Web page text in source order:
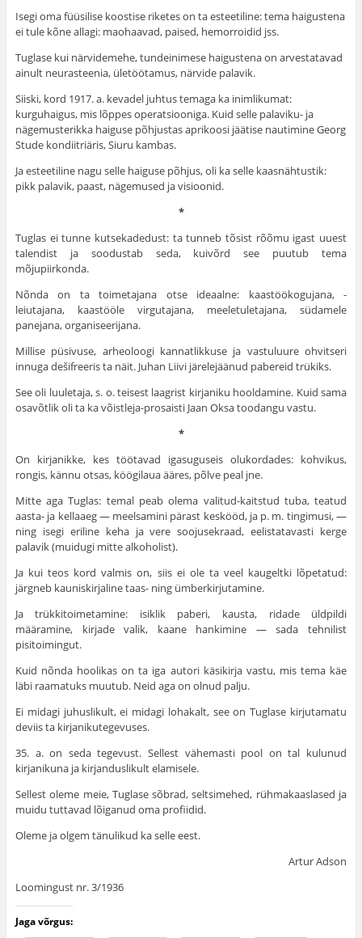
Isegi oma füüsilise koostise riketes on ta esteetiline: tema haigustena
ei tule kõne allagi: maohaavad, paised, hemorroidid jss.
Tuglase kui närvidemehe, tundeinimese haigustena on arvestatavad
ainult neurasteenia, ületöötamus, närvide palavik.
Siiski, kord 1917. a. kevadel juhtus temaga ka inimlikumat:
kurguhaigus, mis lõppes operatsiooniga. Kuid selle palaviku- ja
nägemusterikka haiguse põhjustas aprikoosi jäätise nautimine Georg
Stude kondiitriäris, Siuru kambas.
Ja esteetiline nagu selle haiguse põhjus, oli ka selle kaasnähtustik:
pikk palavik, paast, nägemused ja visioonid.
*
Tuglas ei tunne kutsekadedust: ta tunneb tõsist rõõmu igast uuest
talendist ja soodustab seda, kuivõrd see puutub tema
mõjupiirkonda.
Nõnda on ta toimetajana otse ideaalne: kaastöökogujana, -
leiutajana, kaastööle virgutajana, meeletuletajana, südamele
panejana, organiseerijana.
Millise püsivuse, arheoloogi kannatlikkuse ja vastuluure ohvitseri
innuga dešifreeris ta näit. Juhan Liivi järelejäänud pabereid trükiks.
See oli luuletaja, s. o. teisest laagrist kirjaniku hooldamine. Kuid sama
osavõtlik oli ta ka võistleja-prosaisti Jaan Oksa toodangu vastu.
*
On kirjanikke, kes töötavad igasuguseis olukordades: kohvikus,
rongis, kännu otsas, köögilaua ääres, põlve peal jne.
Mitte aga Tuglas: temal peab olema valitud-kaitstud tuba, teatud
aasta- ja kellaaeg — meelsamini pärast keskööd, ja p. m. tingimusi, —
ning isegi eriline keha ja vere soojusekraad, eelistatavasti kerge
palavik (muidugi mitte alkoholist).
Ja kui teos kord valmis on, siis ei ole ta veel kaugeltki lõpetatud:
järgneb kauniskirjaline taas- ning ümberkirjutamine.
Ja trükkitoimetamine: isiklik paberi, kausta, ridade üldpildi
määramine, kirjade valik, kaane hankimine — sada tehnilist
pisitoimingut.
Kuid nõnda hoolikas on ta iga autori käsikirja vastu, mis tema käe
läbi raamatuks muutub. Neid aga on olnud palju.
Ei midagi juhuslikult, ei midagi lohakalt, see on Tuglase kirjutamatu
deviis ta kirjanikutegevuses.
35. a. on seda tegevust. Sellest vähemasti pool on tal kulunud
kirjanikuna ja kirjanduslikult elamisele.
Sellest oleme meie, Tuglase sõbrad, seltsimehed, rühmakaaslased ja
muidu tuttavad lõiganud oma profiidid.
Oleme ja olgem tänulikud ka selle eest.
Artur Adson
Loomingust nr. 3/1936
Jaga võrgus: